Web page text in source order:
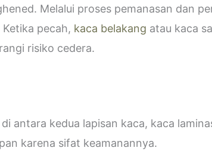
Melalui proses pemanasan dan
pecah, kaca belakang atau kaca
risiko cedera.
antara kedua lapisan kaca, kaca
karena sifat keamanannya.